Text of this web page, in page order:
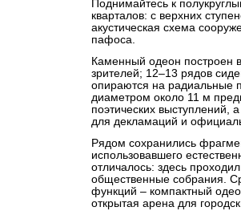
Поднимайтесь к
кварталов: с верхних
акустическая схема
пафоса.
Каменный одеон построен
зрителей; 12–13 рядов
опираются на радиальные
диаметром около 11 м
поэтических выступлений,
для декламаций и
Рядом сохранились
использовавшего
отличалось: здесь
общественные собрания.
функций – компактный
открытая арена для